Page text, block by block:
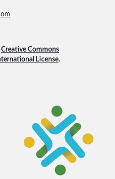
Creative Commons
License.